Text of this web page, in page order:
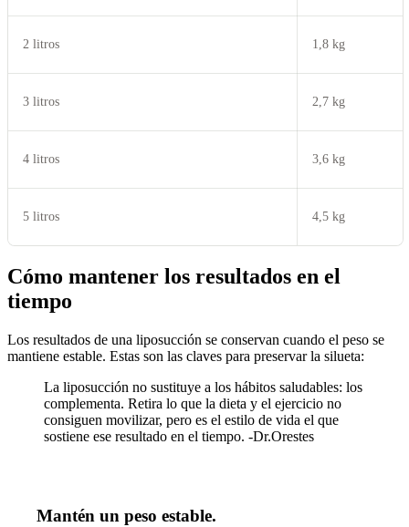
2 litros 1,8 kg
3 litros 2,7 kg
4 litros 3,6 kg
5 litros 4,5 kg
Cómo mantener los resultados en el
tiempo
Los resultados de una liposucción se conservan cuando el peso se
mantiene estable. Estas son las claves para preservar la silueta:
La liposucción no sustituye a los hábitos saludables: los
complementa. Retira lo que la dieta y el ejercicio no
consiguen movilizar, pero es el estilo de vida el que
sostiene ese resultado en el tiempo. -Dr.Orestes
Mantén un peso estable.